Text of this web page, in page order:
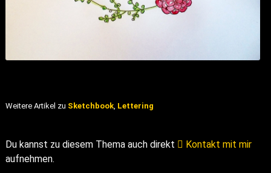
Weitere Artikel zu Sketchbook, Lettering
Du kannst zu diesem Thema auch direkt
Kontakt mit mir
aufnehmen.